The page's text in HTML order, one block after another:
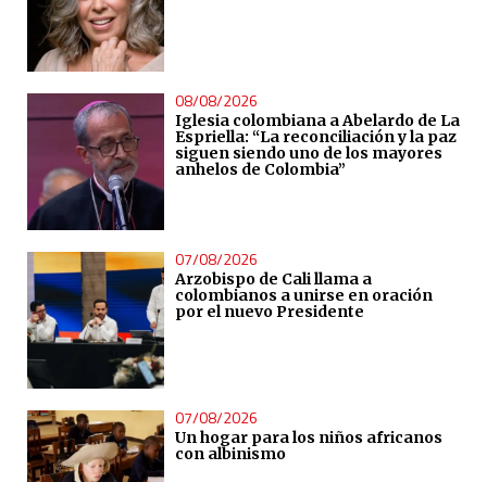
08/08/2026
Iglesia colombiana a Abelardo de La
Espriella: “La reconciliación y la paz
siguen siendo uno de los mayores
anhelos de Colombia”
07/08/2026
Arzobispo de Cali llama a
colombianos a unirse en oración
por el nuevo Presidente
07/08/2026
Un hogar para los niños africanos
con albinismo